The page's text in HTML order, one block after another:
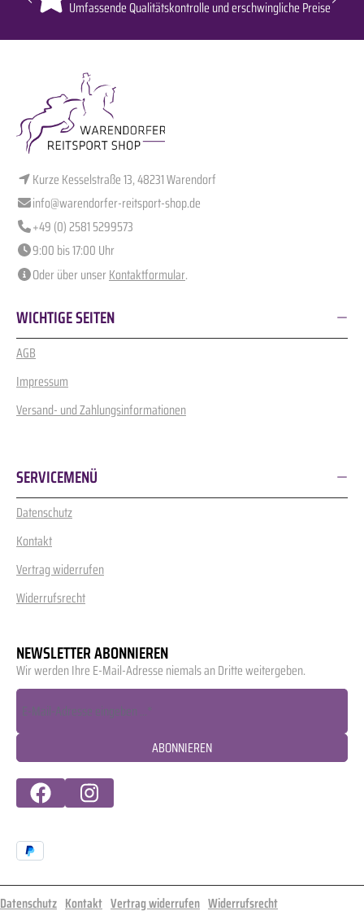
Umfassende Qualitätskontrolle und erschwingliche Preise
Kurze Kesselstraße 13, 48231 Warendorf
info@warendorfer-reitsport-shop.de
+49 (0) 2581 5299573
9:00 bis 17:00 Uhr
Oder über unserKontaktformular.
WICHTIGE SEITEN
AGB
Impressum
Versand- und Zahlungsinformationen
SERVICEMENÜ
Datenschutz
Kontakt
Vertrag widerrufen
Widerrufsrecht
NEWSLETTER ABONNIEREN
Wir werden Ihre E-Mail-Adresse niemals an Dritte weitergeben.
ABONNIEREN
Datenschutz Kontakt Vertrag widerrufen Widerrufsrecht